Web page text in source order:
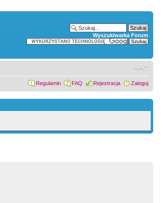
Wyszukiwarka Forum
Regulamin FAQ Rejestracja Zaloguj